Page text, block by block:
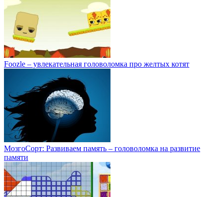
Foozle – увлекательная головоломка про желтых котят
МозгоСорт: Развиваем память – головоломка на развитие
памяти